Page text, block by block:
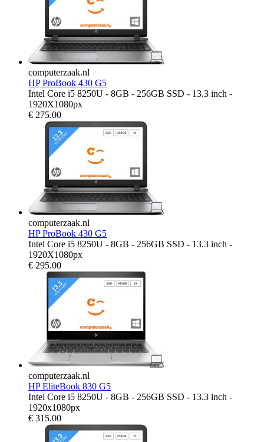
computerzaak.nl
HP ProBook 430 G5
Intel Core i5 8250U - 8GB - 256GB SSD - 13.3 inch -
1920X1080px
€ 275.00
computerzaak.nl
HP ProBook 430 G5
Intel Core i5 8250U - 8GB - 256GB SSD - 13.3 inch -
1920X1080px
€ 295.00
computerzaak.nl
HP EliteBook 830 G5
Intel Core i5 8250U - 8GB - 256GB SSD - 13.3 inch -
1920x1080px
€ 315.00